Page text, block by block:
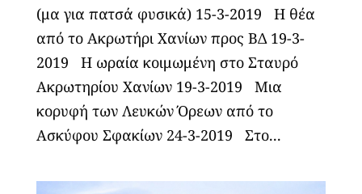
(μα για πατσά φυσικά) 15-3-2019 Η θέα
από το Ακρωτήρι Χανίων προς ΒΔ 19-3-
2019 Η ωραία κοιμωμένη στο Σταυρό
Ακρωτηρίου Χανίων 19-3-2019 Μια
κορυφή των Λευκών Όρεων από το
Ασκύφου Σφακίων 24-3-2019 Στο...